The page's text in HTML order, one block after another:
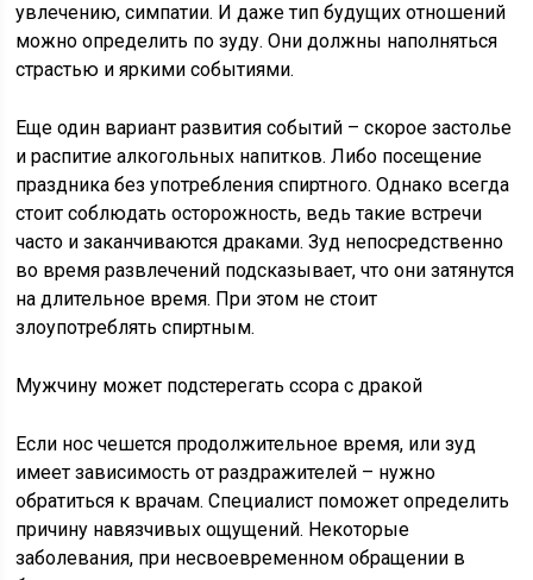
увлечению, симпатии. И даже тип будущих отношений
можно определить по зуду. Они должны наполняться
страстью и яркими событиями.
Еще один вариант развития событий – скорое застолье
и распитие алкогольных напитков. Либо посещение
праздника без употребления спиртного. Однако всегда
стоит соблюдать осторожность, ведь такие встречи
часто и заканчиваются драками. Зуд непосредственно
во время развлечений подсказывает, что они затянутся
на длительное время. При этом не стоит
злоупотреблять спиртным.
Мужчину может подстерегать ссора с дракой
Если нос чешется продолжительное время, или зуд
имеет зависимость от раздражителей – нужно
обратиться к врачам. Специалист поможет определить
причину навязчивых ощущений. Некоторые
заболевания, при несвоевременном обращении в